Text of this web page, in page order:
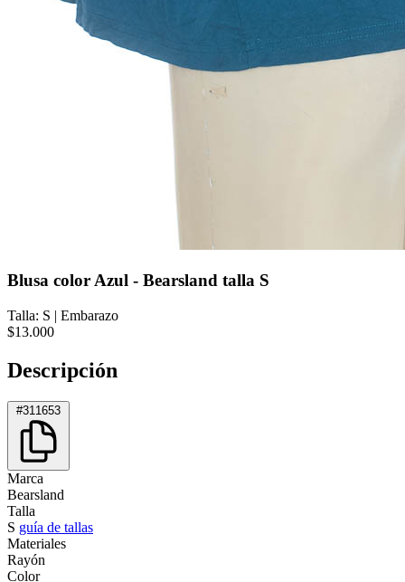
Blusa color Azul - Bearsland talla S
Talla: S | Embarazo
$13.000
Descripción
#311653
Marca
Bearsland
Talla
S guía de tallas
Materiales
Rayón
Color